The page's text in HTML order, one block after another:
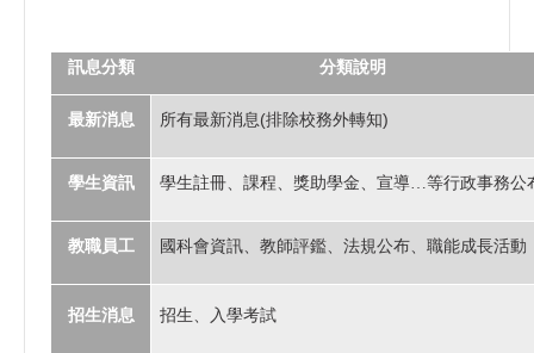
訊息分類 分類說明
最新消息 所有最新消息(排除校務外轉知)
學生資訊 學生註冊、課程、獎助學金、宣導…等行政事務公
教職員工 國科會資訊、教師評鑑、法規公布、職能成長活動
招生消息 招生、入學考試